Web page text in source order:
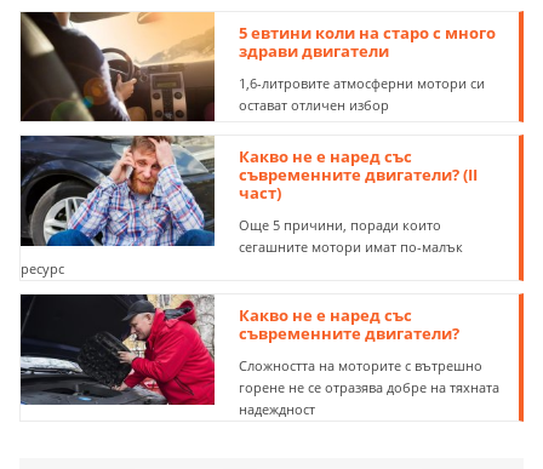
5 евтини коли на старо с много
здрави двигатели
1,6-литровите атмосферни мотори си
остават отличен избор
Какво не е наред със
съвременните двигатели? (II
част)
Още 5 причини, поради които
сегашните мотори имат по-малък
ресурс
Какво не е наред със
съвременните двигатели?
Сложността на моторите с вътрешно
горене не се отразява добре на тяхната
надеждност